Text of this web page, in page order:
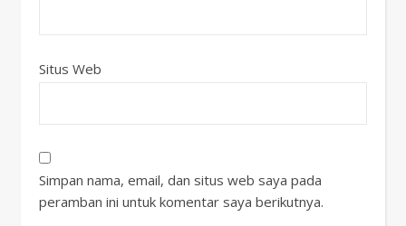
Situs Web
Simpan nama, email, dan situs web saya pada
peramban ini untuk komentar saya berikutnya.